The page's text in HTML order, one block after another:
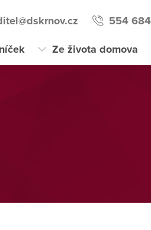
554 684
Ze života domova